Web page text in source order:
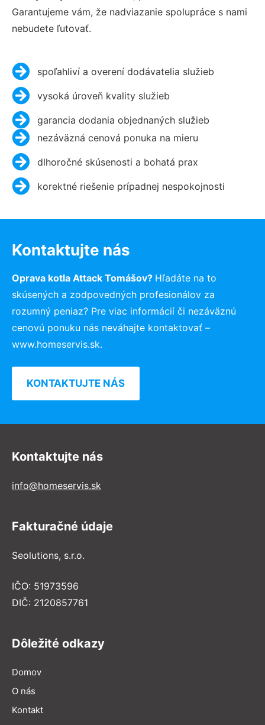
Garantujeme vám, že nadviazanie spolupráce s nami
nebudete ľutovať.
spoľahliví a overení dodávatelia služieb
vysoká úroveň kvality služieb
garancia dodania objednaných služieb
nezáväzná cenová ponuka na mieru
dlhoročné skúsenosti a bohatá prax
korektné riešenie prípadnej nespokojnosti
Kontaktujte nás
Oprava kotla Attack Tomášov? Hľadáte na to
skúsených a zodpovedných profesionálov za
rozumný peniaz? Pre viac informácií či nezáväznú
cenovú ponuku nás neváhajte kontaktovať –
www.homeservis.sk.
KONTAKTUJTE NÁS
Kontaktujte nás
info@homeservis.sk
Fakturačné údaje
Seolutions, s.r.o.
IČO: 51973596
DIČ: 2120857761
Dôležité odkazy
Domov
O nás
Kontakt